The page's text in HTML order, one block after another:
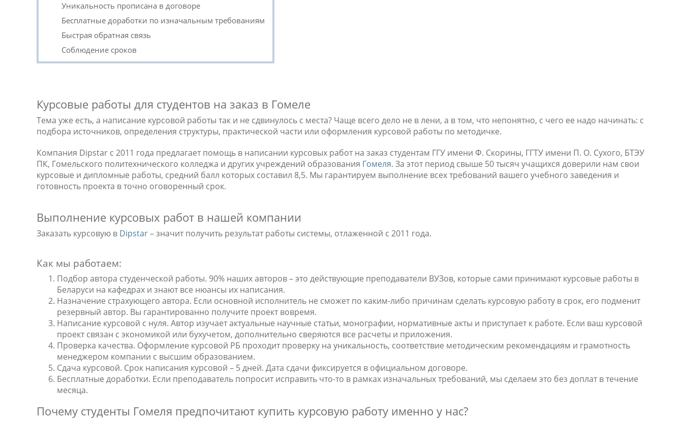
Уникальность прописана в договоре
Бесплатные доработки по изначальным требованиям
Быстрая обратная связь
Соблюдение сроков
Курсовые работы для студентов на заказ в Гомеле
Тема уже есть, а написание курсовой работы так и не сдвинулось с места? Чаще всего дело не в лени, а в том, что непонятно, с чего ее надо начинать: с
подбора источников, определения структуры, практической части или оформления курсовой работы по методичке.
Компания Dipstar с 2011 года предлагает помощь в написании курсовых работ на заказ студентам ГГУ имени Ф. Скорины, ГГТУ имени П. О. Сухого, БТЭУ
ПК, Гомельского политехнического колледжа и других учреждений образования Гомеля. За этот период свыше 50 тысяч учащихся доверили нам свои
курсовые и дипломные работы, средний балл которых составил 8,5. Мы гарантируем выполнение всех требований вашего учебного заведения и
готовность проекта в точно оговоренный срок.
Выполнение курсовых работ в нашей компании
Заказать курсовую в Dipstar– значит получить результат работы системы, отлаженной с 2011 года.
Как мы работаем:
Подбор автора студенческой работы. 90% наших авторов – это действующие преподаватели ВУЗов, которые сами принимают курсовые работы в
Беларуси на кафедрах и знают все нюансы их написания.
Назначение страхующего автора. Если основной исполнитель не сможет по каким-либо причинам сделать курсовую работу в срок, его подменит
резервный автор. Вы гарантированно получите проект вовремя.
Написание курсовой с нуля. Автор изучает актуальные научные статьи, монографии, нормативные акты и приступает к работе. Если ваш курсовой
проект связан с экономикой или бухучетом, дополнительно сверяются все расчеты и приложения.
Проверка качества. Оформление курсовой РБ проходит проверку на уникальность, соответствие методическим рекомендациям и грамотность
менеджером компании с высшим образованием.
Сдача курсовой. Срок написания курсовой – 5 дней. Дата сдачи фиксируется в официальном договоре.
Бесплатные доработки. Если преподаватель попросит исправить что-то в рамках изначальных требований, мы сделаем это без доплат в течение
месяца.
Почему студенты Гомеля предпочитают купить курсовую работу именно у нас?